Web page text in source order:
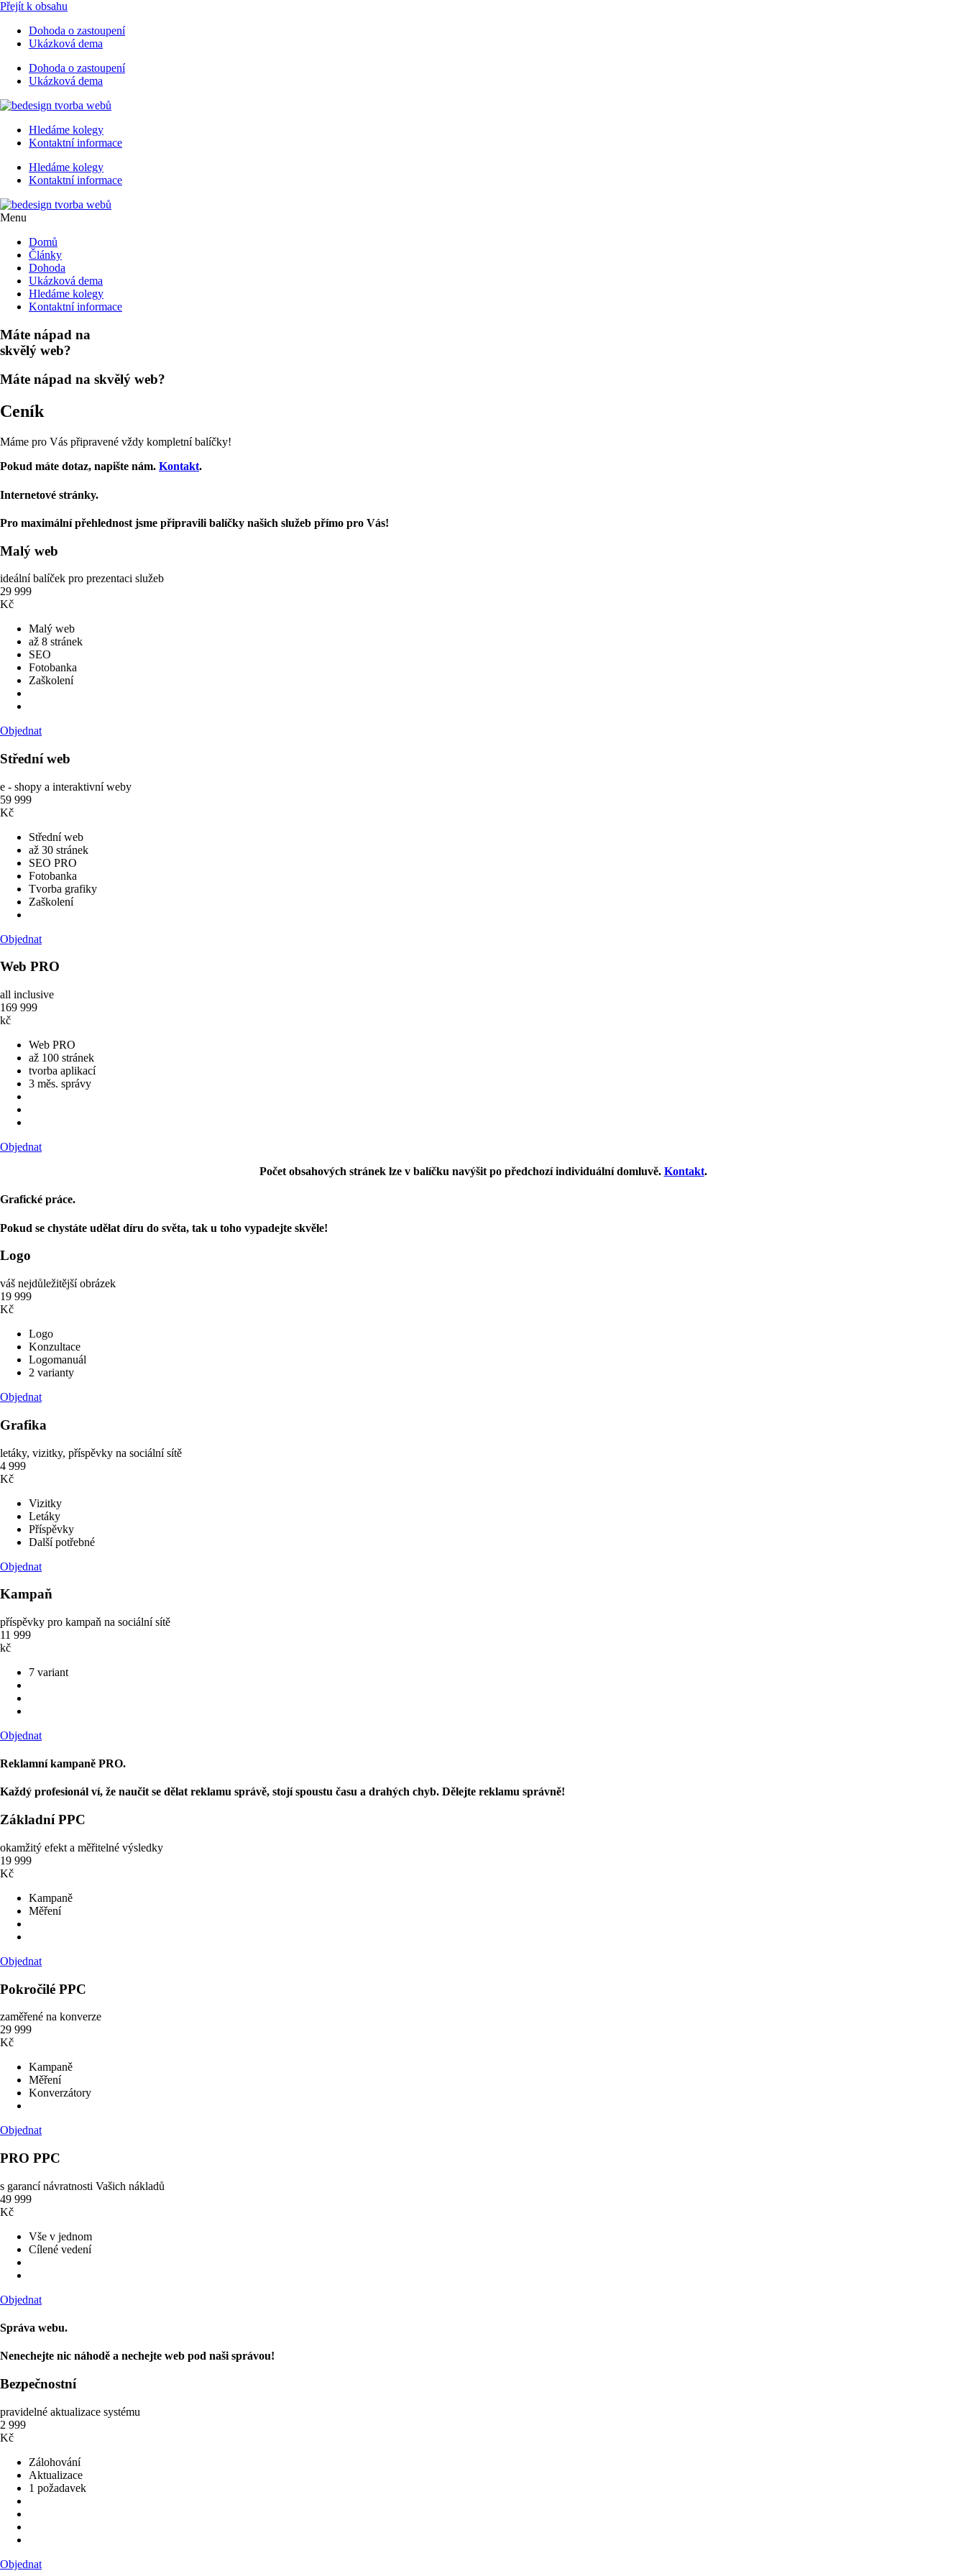
Přejít k obsahu
Dohoda o zastoupení
Ukázková dema
Dohoda o zastoupení
Ukázková dema
Hledáme kolegy
Kontaktní informace
Hledáme kolegy
Kontaktní informace
Menu
Domů
Články
Dohoda
Ukázková dema
Hledáme kolegy
Kontaktní informace
Máte nápad na
skvělý web?
Máte nápad na skvělý web?
Ceník
Máme pro Vás připravené vždy kompletní balíčky!
Pokud máte dotaz, napište nám. Kontakt.
Internetové stránky.
Pro maximální přehlednost jsme připravili balíčky našich služeb přímo pro Vás!
Malý web
ideální balíček pro prezentaci služeb
29 999
Kč
Malý web
až 8 stránek
SEO
Fotobanka
Zaškolení
Objednat
Střední web
e - shopy a interaktivní weby
59 999
Kč
Střední web
až 30 stránek
SEO PRO
Fotobanka
Tvorba grafiky
Zaškolení
Objednat
Web PRO
all inclusive
169 999
kč
Web PRO
až 100 stránek
tvorba aplikací
3 měs. správy
Objednat
Počet obsahových stránek lze v balíčku navýšit po předchozí individuální domluvě. Kontakt.
Grafické práce.
Pokud se chystáte udělat díru do světa, tak u toho vypadejte skvěle!
Logo
váš nejdůležitější obrázek
19 999
Kč
Logo
Konzultace
Logomanuál
2 varianty
Objednat
Grafika
letáky, vizitky, příspěvky na sociální sítě
4 999
Kč
Vizitky
Letáky
Příspěvky
Další potřebné
Objednat
Kampaň
příspěvky pro kampaň na sociální sítě
11 999
kč
7 variant
Objednat
Reklamní kampaně PRO.
Každý profesionál ví, že naučit se dělat reklamu správě, stojí spoustu času a drahých chyb. Dělejte reklamu správně!
Základní PPC
okamžitý efekt a měřitelné výsledky
19 999
Kč
Kampaně
Měření
Objednat
Pokročilé PPC
zaměřené na konverze
29 999
Kč
Kampaně
Měření
Konverzátory
Objednat
PRO PPC
s garancí návratnosti Vašich nákladů
49 999
Kč
Vše v jednom
Cílené vedení
Objednat
Správa webu.
Nenechejte nic náhodě a nechejte web pod naši správou!
Bezpečnostní
pravidelné aktualizace systému
2 999
Kč
Zálohování
Aktualizace
1 požadavek
Objednat